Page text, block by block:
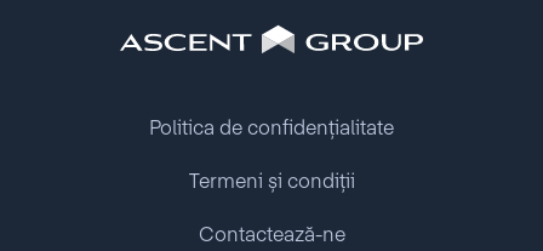
Politica de confidențialitate
Termeni și condiții
Contactează-ne